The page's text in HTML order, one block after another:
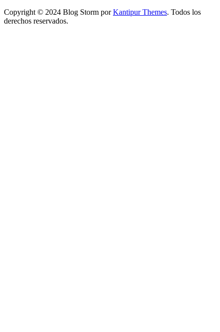
Copyright © 2024 Blog Storm porKantipur Themes. Todos los
derechos reservados.